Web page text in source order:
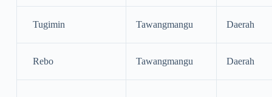
Tugimin Tawangmangu Daerah
Rebo Tawangmangu Daerah